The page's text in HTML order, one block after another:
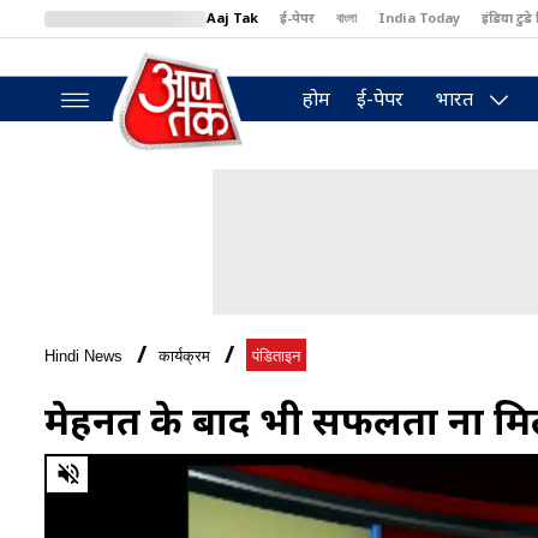
Aaj Tak ई-पेपर বাংলা India Today इंडिया टुडे
BT Bazaar
होम ई-पेपर भारत
Hindi News कार्यक्रम पंडिताइन
मेहनत के बाद भी सफलता ना
0
of